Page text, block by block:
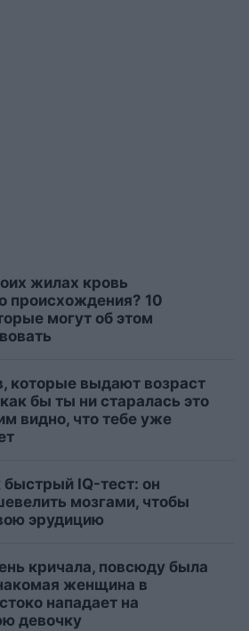
жилах кровь
происхождения? 10
могут об этом
которые выдают возраст
бы ты ни старалась это
видно, что тебе уже
IQ-тест: он
мозгами, чтобы
эрудицию
кричала, повсюду была
женщина в
нападает на
девочку